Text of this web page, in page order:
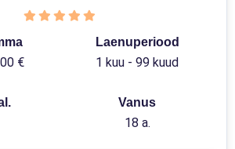
€
Laenuperiood
1 kuu - 99 kuud
Vanus
18 a.